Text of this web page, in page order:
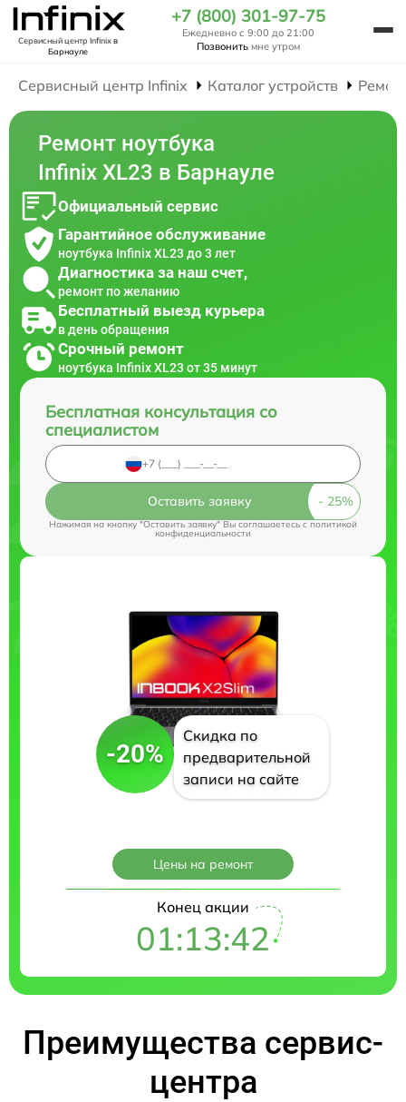
Сервисный центр Infinixв
Барнауле
+7 (800) 301-97-75
Ежедневно с 9:00 до 21:00
Позвонить мне утром
Сервисный центр Infinix Каталог устройств
Ремонт ноутбука
Infinix XL23 в Барнауле
Официальный сервис
Гарантийное обслуживание
ноутбука Infinix XL23 до 3 лет
Диагностика за наш счет,
ремонт по желанию
Бесплатный выезд курьера
в день обращения
Срочный ремонт
ноутбука Infinix XL23 от 35 минут
Бесплатная консультация со
специалистом
Оставить заявку
Нажимая на кнопку "Оставить заявку" Вы соглашаетесь cполитикой
конфиденциальности
-20%
Скидка по
предварительной
записи на сайте
Цены на ремонт
Конец акции
01:13:41
Преимущества сервис-
центра